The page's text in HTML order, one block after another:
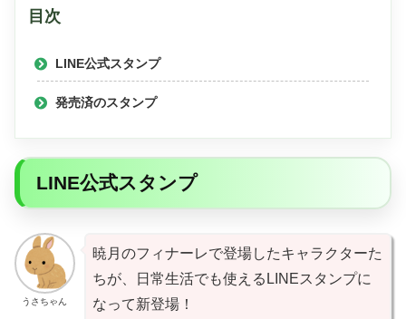
目次
LINE公式スタンプ
発売済のスタンプ
LINE公式スタンプ
うさちゃん
暁月のフィナーレで登場したキャラクターた
ちが、日常生活でも使えるLINEスタンプに
なって新登場！